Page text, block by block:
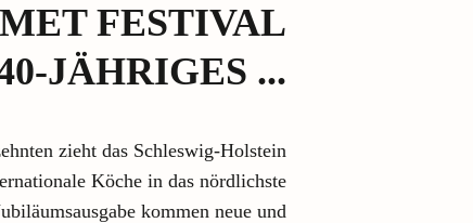
FESTIVAL
JÄHRIGES ...
zieht das Schleswig-Holstein
Köche in das nördlichste
kommen neue und